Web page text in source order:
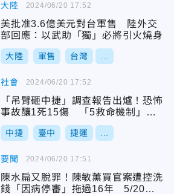
大陸
美批准3.6億美元對台軍售 陸外交
部回應：以武助「獨」必將引火燒身
大陸 軍售 台灣
2024/06/20 17:52
社會
「吊臂砸中捷」調查報告出爐！恐怖
事故釀1死15傷 「5救命機制」失
效
中捷 臺中 捷運
2024/06/20 17:52
要聞
陳水扁又脫罪！陳敏薰買官案遭控洗
錢「因病停審」拖過16年 5/20獲
2024/06/20 17:51